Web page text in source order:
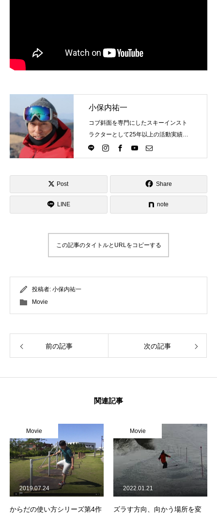
よくある質問
レッスン内容について
レッスン周辺に関して
お申し込みについて
動画で学ぶ
レッスン動画一覧
無料プレゼント動画
プレゼント付メルマガ
常時メルマガ
お問合せ 特定商取引法に基づく表記 プライバシーポリシー 会社
小保内祐一
コブ斜面を専門にしたスキーインスト
ラクターとして25年以上の活動実績。
Directlineスキースクール代表として、
スキーインストラクターが職業選択の
Post Share
LINE note
この記事のタイトルとURLをコピーする
投稿者: 小保内祐一
Movie
前の記事 次の記事
関連記事
Movie
からだの使い方シリーズ第4作
2019.07.24
Movie
ズラす方向、向かう場所を変
2022.01.21